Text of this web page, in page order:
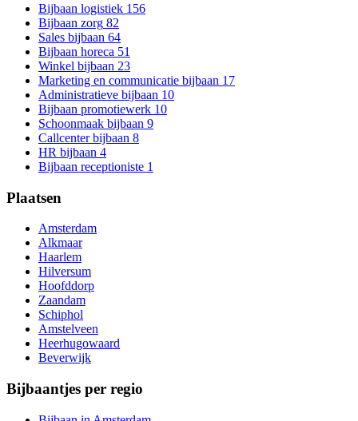
Bijbaan logistiek 156
Bijbaan zorg 82
Sales bijbaan 64
Bijbaan horeca 51
Winkel bijbaan 23
Marketing en communicatie bijbaan 17
Administratieve bijbaan 10
Bijbaan promotiewerk 10
Schoonmaak bijbaan 9
Callcenter bijbaan 8
HR bijbaan 4
Bijbaan receptioniste 1
Plaatsen
Amsterdam
Alkmaar
Haarlem
Hilversum
Hoofddorp
Zaandam
Schiphol
Amstelveen
Heerhugowaard
Beverwijk
Bijbaantjes per regio